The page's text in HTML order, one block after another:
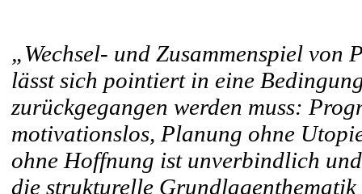
„Wechsel- und Zusammenspiel
lässt sich pointiert in eine
zurückgegangen werden muss:
motivationslos, Planung ohne
ohne Hoffnung ist unverbindlich
die strukturelle